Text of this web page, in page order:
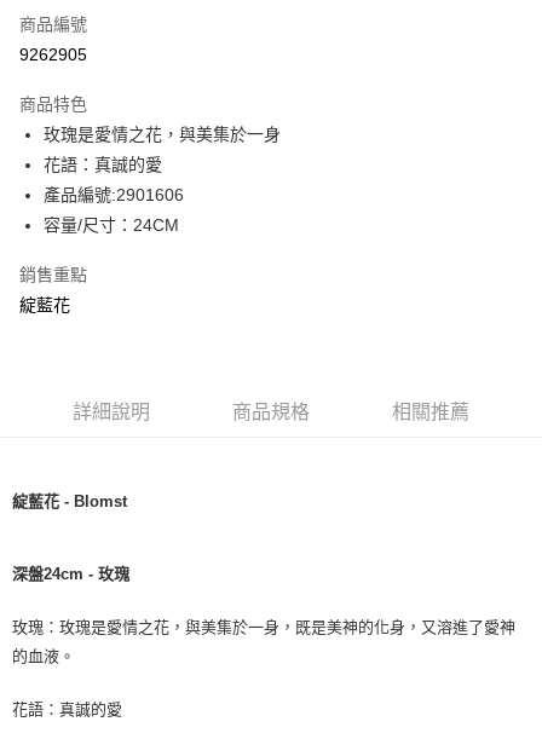
商品編號
9262905
商品特色
玫瑰是愛情之花，與美集於一身
花語：真誠的愛
產品編號:2901606
容量/尺寸：24CM
銷售重點
綻藍花
詳細說明 商品規格 相關推薦
綻藍花 - Blomst
深盤24cm - 玫瑰
玫瑰：玫瑰是愛情之花，與美集於一身，既是美神的化身，又溶進了愛神
的血液。
花語：真誠的愛